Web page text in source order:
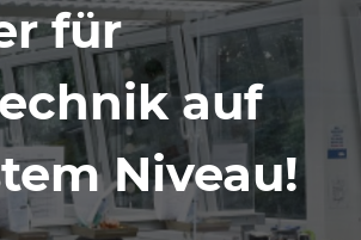
für
auf
Niveau!